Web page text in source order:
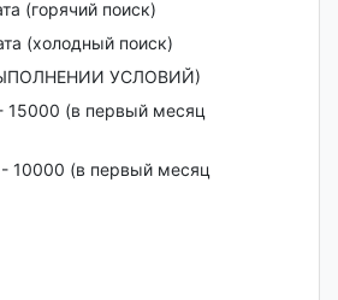
(горячий поиск)
(холодный поиск)
УСЛОВИЙ)
15000 (в первый месяц
10000 (в первый месяц